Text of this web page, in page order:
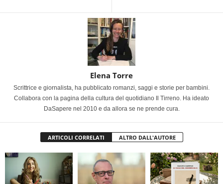
Elena Torre
Scrittrice e giornalista, ha pubblicato romanzi, saggi e storie per bambini.
Collabora con la pagina della cultura del quotidiano Il Tirreno. Ha ideato
DaSapere nel 2010 e da allora se ne prende cura.
ARTICOLI CORRELATI ALTRO DALL'AUTORE